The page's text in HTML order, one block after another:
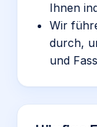
Ihnen
Wir
durch,
und